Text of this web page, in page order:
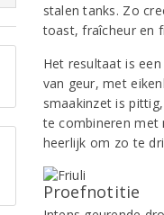
stalen tanks. Zo
toast, fraîcheur en
Het resultaat is
van geur, met
smaakinzet is
te combineren met
heerlijk om zo te
Proefnotitie